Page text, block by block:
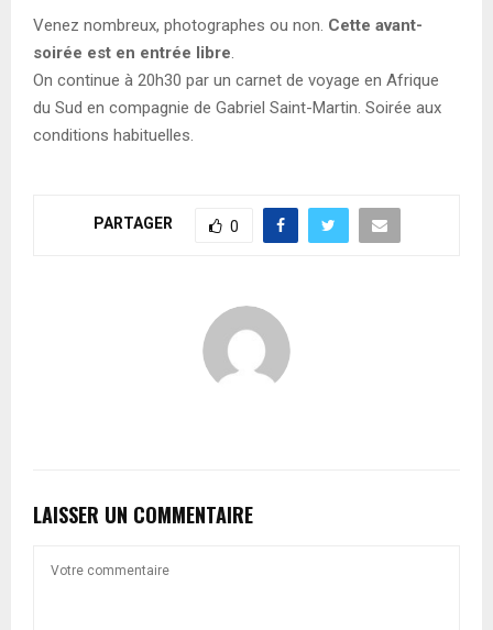
Venez nombreux, photographes ou non. Cette avant-
soirée est en entrée libre
On continue à 20h30 par un carnet de voyage en Afrique
du Sud en compagnie de Gabriel Saint-Martin. Soirée aux
conditions habituelles.
PARTAGER 0
LAISSER UN COMMENTAIRE